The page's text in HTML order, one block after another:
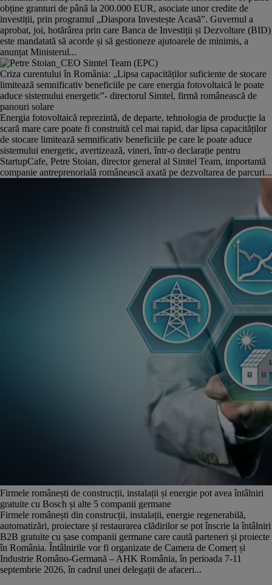
obține granturi de până la 200.000 EUR, asociate unor credite de
investiții, prin programul „Diaspora Investește Acasă”. Guvernul a
aprobat, joi, hotărârea prin care Banca de Investiții și Dezvoltare (BID)
este mandatată să acorde și să gestioneze ajutoarele de minimis, a
anunțat Ministerul...
Criza curentului în România: „Lipsa capacităților suficiente de stocare
limitează semnificativ beneficiile pe care energia fotovoltaică le poate
aduce sistemului energetic”- directorul Simtel, firmă românească de
panouri solare
Energia fotovoltaică reprezintă, de departe, tehnologia de producție la
scară mare care poate fi construită cel mai rapid, dar lipsa capacităților
de stocare limitează semnificativ beneficiile pe care le poate aduce
sistemului energetic, avertizează, vineri, într-o declarație pentru
StartupCafe, Petre Stoian, director general al Simtel Team, importantă
companie antreprenorială românească axată pe dezvoltarea de parcuri...
Firmele românești de construcții, instalații și energie pot avea întâlniri
gratuite cu Bosch și alte 5 companii germane
Firmele românești din construcții, instalații, energie regenerabilă,
automatizări, proiectare și restaurarea clădirilor se pot înscrie la întâlniri
B2B gratuite cu șase companii germane care caută parteneri și proiecte
în România. Întâlnirile vor fi organizate de Camera de Comerț și
Industrie Româno-Germană – AHK România, în perioada 7-11
septembrie 2026, în cadrul unei delegații de afaceri...